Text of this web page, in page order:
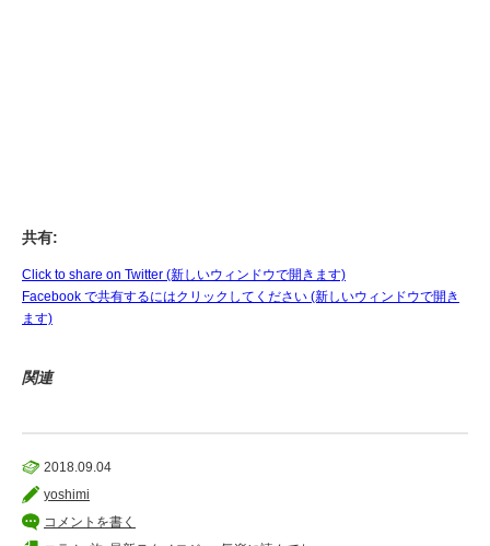
共有:
Click to share on Twitter (新しいウィンドウで開きます)
Facebook で共有するにはクリックしてください (新しいウィンドウで開き
ます)
関連
2018.09.04
yoshimi
コメントを書く